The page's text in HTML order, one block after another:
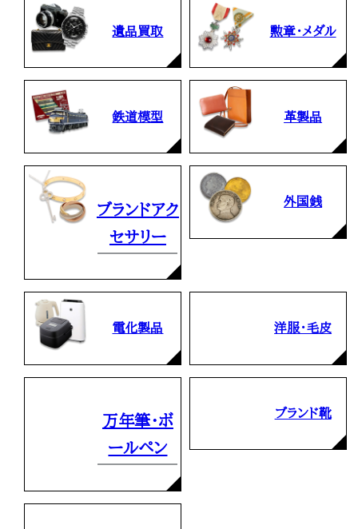
遺品買取 勲章・メダル
鉄道模型 革製品
ブランドアク
セサリー
外国銭
電化製品 洋服・毛皮
万年筆・ボ
ールペン
ブランド靴